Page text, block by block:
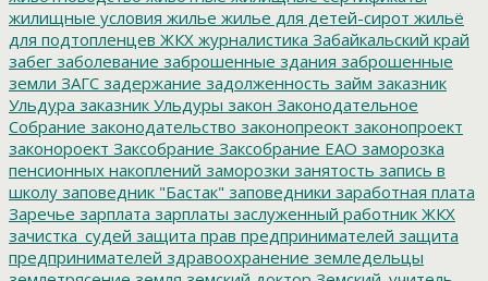
жилищные условия жилье жилье для детей-сирот жильё
для подтопленцев ЖКХ журналистика Забайкальский край
забег заболевание заброшенные здания заброшенные
земли ЗАГС задержание задолженность займ заказник
Ульдура заказник Ульдуры закон Законодательное
Собрание законодательство законопреокт законопроект
законороект Заксобрание Заксобрание ЕАО заморозка
пенсионных накоплений заморозки занятость запись в
школу заповедник "Бастак" заповедники заработная плата
Заречье зарплата зарплаты заслуженный работник ЖКХ
зачистка_судей защита прав предпринимателей защита
предпринимателей здравоохранение земледельцы